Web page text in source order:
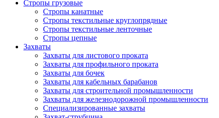
Стропы грузовые
Стропы канатные
Стропы текстильные круглопрядные
Стропы текстильные ленточные
Стропы цепные
Захваты
Захваты для листового проката
Захваты для профильного проката
Захваты для бочек
Захваты для кабельных барабанов
Захваты для строительной промышленности
Захваты для железнодорожной промышленности
Специализированные захваты